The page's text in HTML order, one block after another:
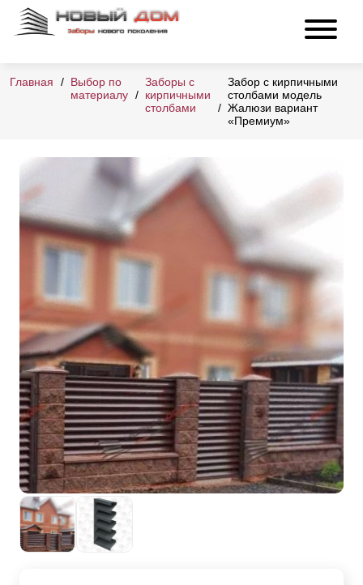
Главная
Выбор по
материалу
Заборы с
кирпичными
столбами
Забор с кирпичными
столбами модель
Жалюзи вариант
«Премиум»